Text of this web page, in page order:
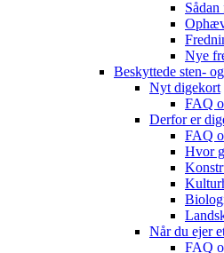
Nye
Beskyttede sten-
Nyt digekort
FAQ
Derfor er
FAQ
Hvor
Når du ejer
FAQ